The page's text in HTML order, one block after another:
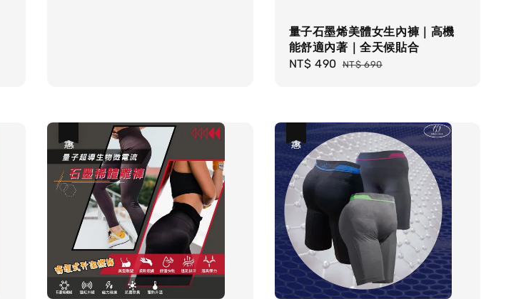
量子石墨烯美體女生內褲｜高機
能舒適內著｜全天候貼合
Sale
NT$ 490 Regular
NT$ 690